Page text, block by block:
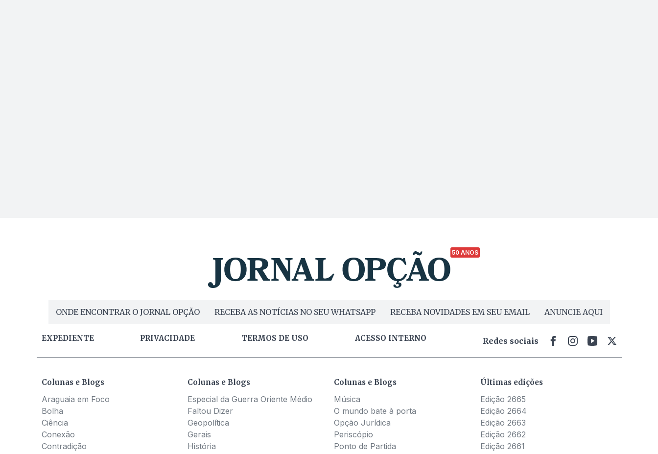
50 ANOS
ONDE ENCONTRAR O JORNAL OPÇÃO RECEBA AS NOTÍCIAS NO SEU WHATSAPP RECEBA NOVIDADES EM SEU EMAIL ANUNCIE AQUI
EXPEDIENTE PRIVACIDADE TERMOS DE USO ACESSO INTERNO Redes sociais
Colunas e Blogs
Araguaia em Foco
Bolha
Ciência
Conexão
Contradição
Colunas e Blogs
Especial da Guerra Oriente Médio
Faltou Dizer
Geopolítica
Gerais
História
Colunas e Blogs
Música
O mundo bate à porta
Opção Jurídica
Periscópio
Ponto de Partida
Últimas edições
Edição 2665
Edição 2664
Edição 2663
Edição 2662
Edição 2661